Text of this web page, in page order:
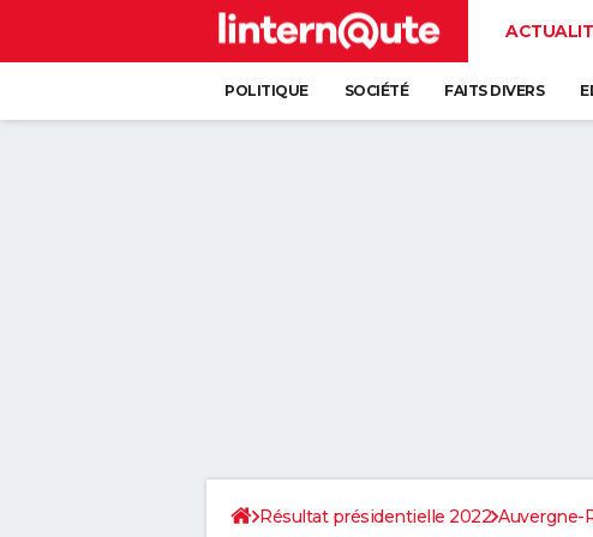
POLITIQUE SOCIÉTÉ FAITS DIVERS
Résultat présidentielle 2022 Auvergne-